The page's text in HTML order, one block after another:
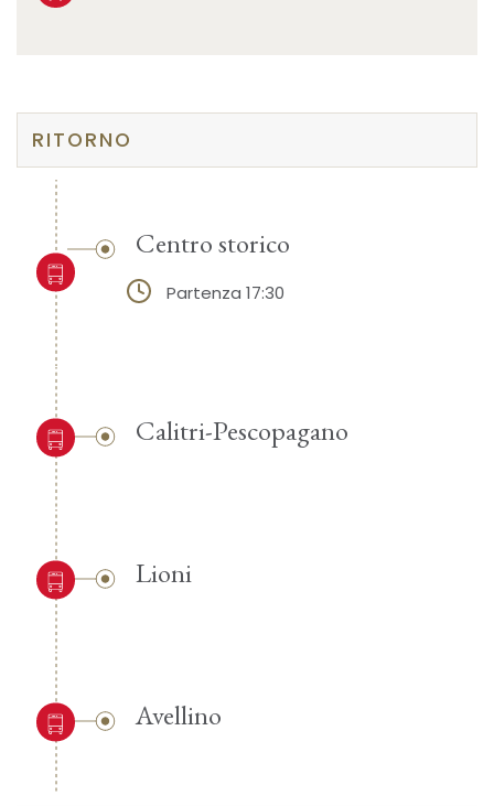
RITORNO
Centro storico
Partenza 17:30
Calitri-Pescopagano
Lioni
Avellino